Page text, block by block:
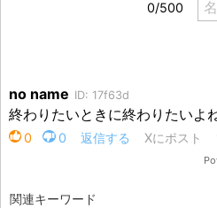
関連キーワード